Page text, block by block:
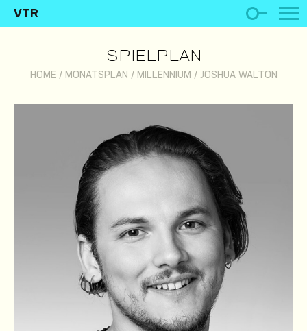
VTR
SPIELPLAN
HOME / MONATSPLAN / MILLENNIUM / JOSHUA WALTON